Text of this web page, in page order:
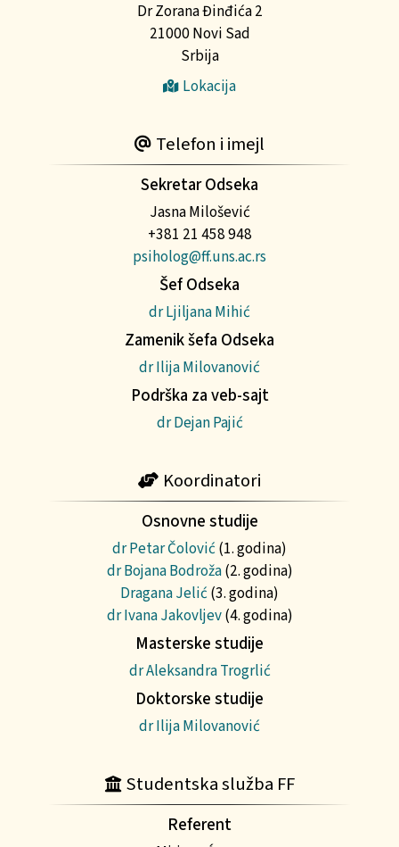
Dr Zorana Đinđića 2
21000 Novi Sad
Srbija
Lokacija
Telefon i imejl
Sekretar Odseka
Jasna Milošević
+381 21 458 948
psiholog@ff.uns.ac.rs
Šef Odseka
dr Ljiljana Mihić
Zamenik šefa Odseka
dr Ilija Milovanović
Podrška za veb-sajt
dr Dejan Pajić
Koordinatori
Osnovne studije
dr Petar Čolović (1. godina)
dr Bojana Bodroža(2. godina)
Dragana Jelić (3. godina)
dr Ivana Jakovljev(4. godina)
Masterske studije
dr Aleksandra Trogrlić
Doktorske studije
dr Ilija Milovanović
Studentska služba FF
Referent